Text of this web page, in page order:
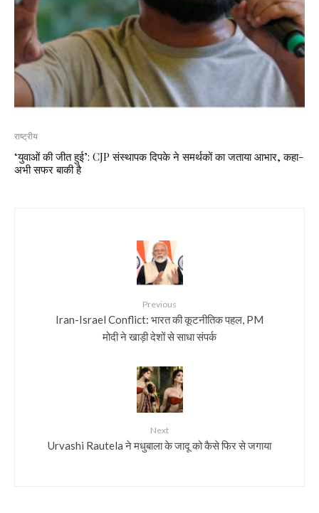
राष्ट्रीय
‘युवाओं की जीत हुई’: CJP संस्थापक दिपके ने समर्थकों का जताया आभार, कहा-
अभी सफर बाकी है
Previous
Iran-Israel Conflict: भारत की कूटनीतिक पहल, PM
मोदी ने खाड़ी देशों से साधा संपर्क
Next
Urvashi Rautela ने मधुबाला के जादू को कैसे फिर से जगाया